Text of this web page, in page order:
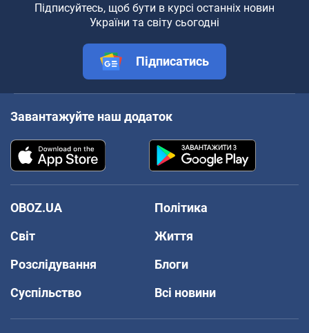
Підписуйтесь, щоб бути в курсі останніх новин
України та світу сьогодні
Підписатись
Завантажуйте наш додаток
OBOZ.UA
Політика
Світ
Життя
Розслідування
Блоги
Суспільство
Всі новини